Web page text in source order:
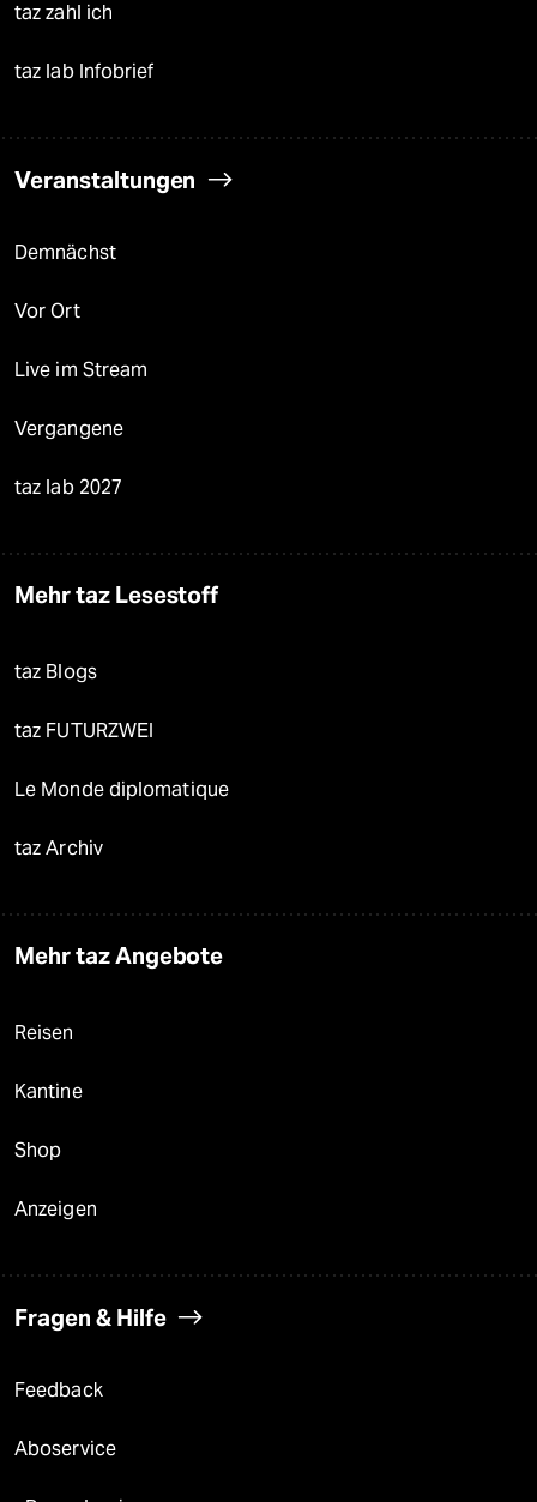
taz zahl ich
taz lab Infobrief
Veranstaltungen
Demnächst
Vor Ort
Live im Stream
Vergangene
taz lab 2027
Mehr taz Lesestoff
taz Blogs
taz FUTURZWEI
Le Monde diplomatique
taz Archiv
Mehr taz Angebote
Reisen
Kantine
Shop
Anzeigen
Fragen & Hilfe
Feedback
Aboservice